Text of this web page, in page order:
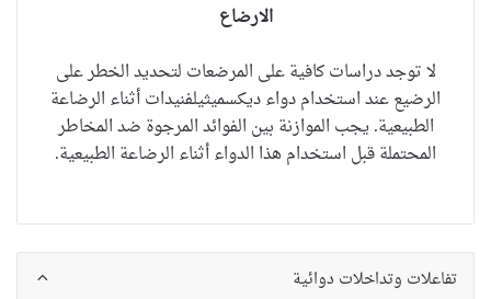
الارضاع
لا توجد دراسات كافية على المرضعات لتحديد الخطر على
الرضيع عند استخدامدواء ديكسميثيلفنيداتأثناء الرضاعة
الطبيعية. يجب الموازنة بين الفوائد المرجوة ضد المخاطر
المحتملة قبل استخدام هذا الدواء أثناء الرضاعة الطبيعية.
تفاعلات وتداخلات دوائية